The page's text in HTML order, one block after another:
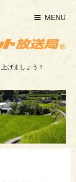
MENU
げましょう！